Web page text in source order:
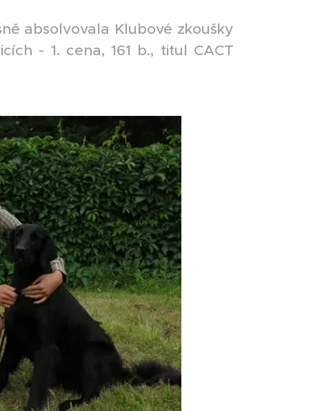
absolvovala Klubové zkoušky
- 1. cena, 161 b., titul CACT